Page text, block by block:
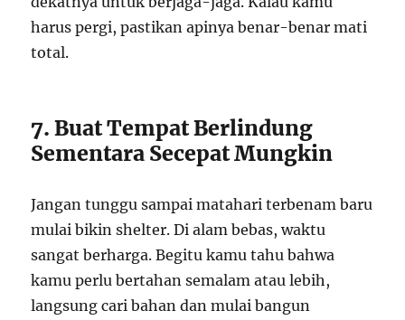
harus pergi, pastikan apinya benar-benar mati
total.
7. Buat Tempat Berlindung
Sementara Secepat Mungkin
Jangan tunggu sampai matahari terbenam baru
mulai bikin shelter. Di alam bebas, waktu
sangat berharga. Begitu kamu tahu bahwa
kamu perlu bertahan semalam atau lebih,
langsung cari bahan dan mulai bangun